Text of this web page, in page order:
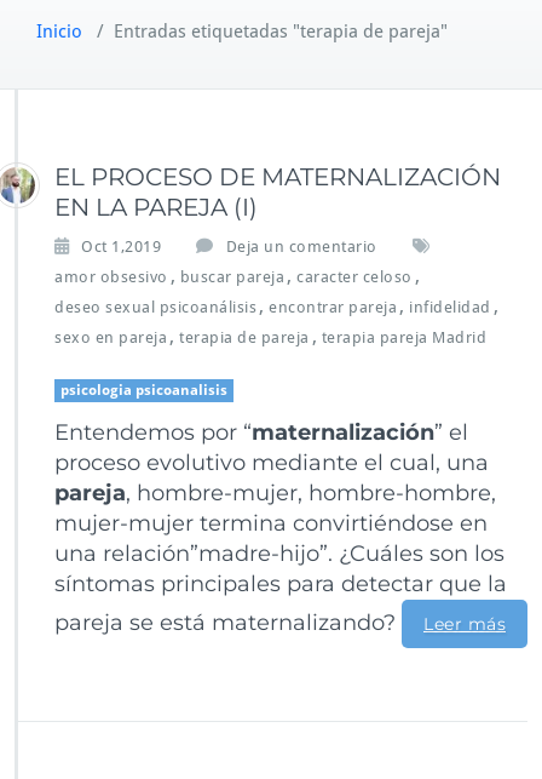
Inicio / Entradas etiquetadas "terapia de pareja"
EL PROCESO DE MATERNALIZACIÓN
EN LA PAREJA (I)
Oct 1,2019
Deja un comentario
amor obsesivo , buscar pareja , caracter celoso ,
deseo sexual psicoanálisis , encontrar pareja , infidelidad ,
sexo en pareja , terapia de pareja , terapia pareja Madrid
psicologia psicoanalisis
Entendemos por “maternalización” el
proceso evolutivo mediante el cual, una
pareja, hombre-mujer, hombre-hombre,
mujer-mujer termina convirtiéndose en
una relación”madre-hijo”. ¿Cuáles son los
síntomas principales para detectar que la
pareja se está maternalizando?
Leer más